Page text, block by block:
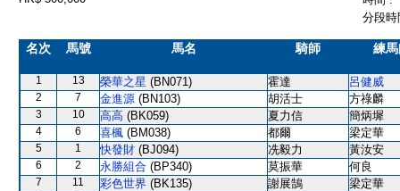
分段
名次 馬號 馬名 騎師 練
1 13 榮華之星 (BN071) 霍達 呂健威
2 7 金進源 (BN103) 胡活士 方祿麟
3 10 高高 (BK059) 夏力信 簡炳墀
4 6 喜楓 (BM038) 都爾 梁定華
5 1 快發財 (BJ094) 冼毅力 黃汝安
6 2 永勝組合 (BP340) 莫振華 何良
7 11 彩色世界 (BK135) 謝展鵠 梁定華